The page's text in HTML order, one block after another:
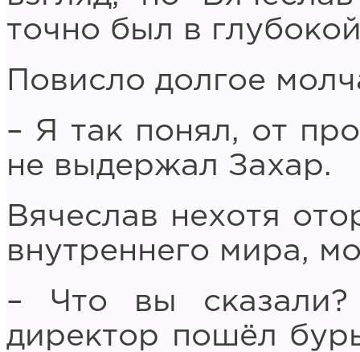
точно был в
Повисло долгое
– Я так понял, от
не выдержал Захар.
Вячеслав нехотя
внутреннего мира,
– Что вы сказали?
директор пошёл